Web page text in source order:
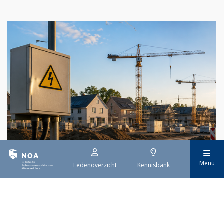
Ledenoverzicht Kennisbank Menu
29 juli 2026
Stroomaansluiting bouwprojecten